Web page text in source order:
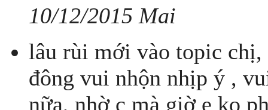
10/12/2015 Mai
lâu rùi mới vào topic chị,
đông vui nhộn nhịp ý ,
nữa, nhờ c mà giờ e ko